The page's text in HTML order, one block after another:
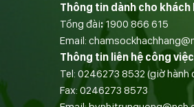
Thông tin dành cho khách
Tổng đài:1900 866 615
Email:
Thông tin liên hệ công
Tel: 0246273 8532 (giờ hành
Fax:0246273 8573